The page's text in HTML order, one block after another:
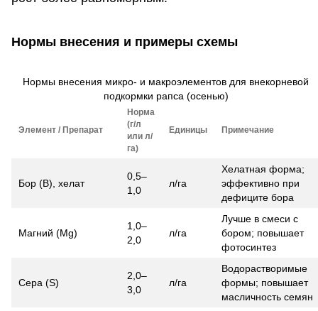
Нормы внесения и примеры схемы
Нормы внесения микро- и макроэлементов для внекорневой
подкормки рапса (осенью)
Элемент / Препарат
Норма
(г/л
или л/
га)
Единицы Примечание
Бор (B), хелат
0,5–
1,0
л/га
Хелатная форма;
эффективно при
дефиците бора
Магний (Mg)
1,0–
2,0
л/га
Лучше в смеси с
бором; повышает
фотосинтез
Сера (S)
2,0–
3,0
л/га
Водорастворимые
формы; повышает
масличность семян